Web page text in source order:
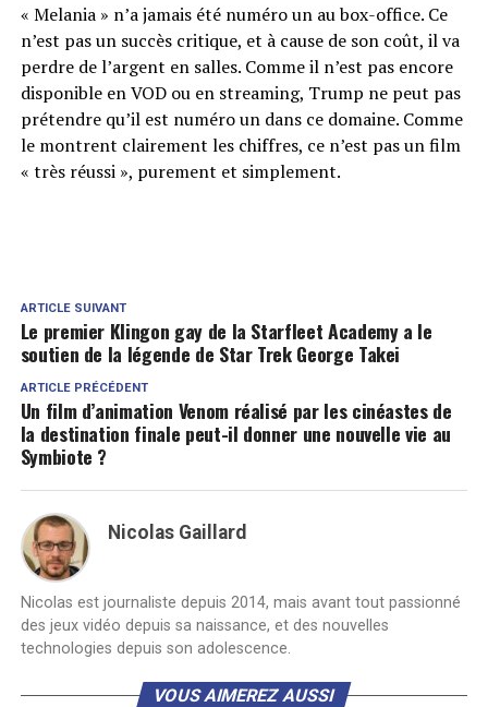
« Melania » n’a jamais été numéro un au box-office. Ce
n’est pas un succès critique, et à cause de son coût, il va
perdre de l’argent en salles. Comme il n’est pas encore
disponible en VOD ou en streaming, Trump ne peut pas
prétendre qu’il est numéro un dans ce domaine. Comme
le montrent clairement les chiffres, ce n’est pas un film
« très réussi », purement et simplement.
ARTICLE SUIVANT
Le premier Klingon gay de la Starfleet Academy a le
soutien de la légende de Star Trek George Takei
ARTICLE PRÉCÉDENT
Un film d’animation Venom réalisé par les cinéastes de
la destination finale peut-il donner une nouvelle vie au
Symbiote ?
Nicolas Gaillard
Nicolas est journaliste depuis 2014, mais avant tout passionné
des jeux vidéo depuis sa naissance, et des nouvelles
technologies depuis son adolescence.
VOUS AIMEREZ AUSSI